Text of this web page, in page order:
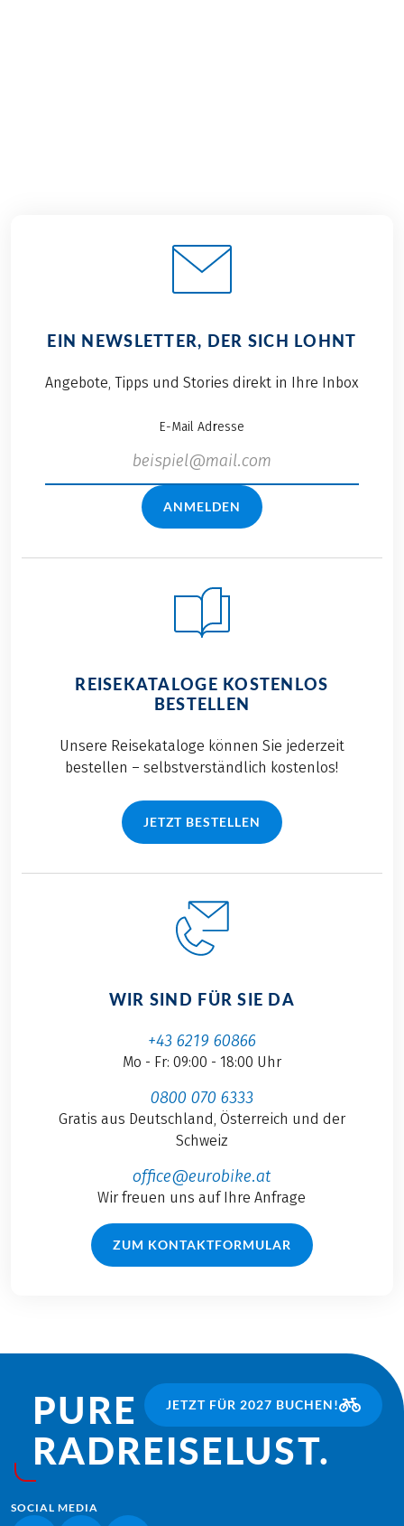
EIN NEWSLETTER, DER SICH LOHNT
Angebote, Tipps und Stories direkt in Ihre Inbox
E-Mail Adresse
ANMELDEN
REISEKATALOGE KOSTENLOS
BESTELLEN
Unsere Reisekataloge können Sie jederzeit
bestellen – selbstverständlich kostenlos!
JETZT BESTELLEN
WIR SIND FÜR SIE DA
+43 6219 60866
Mo - Fr: 09:00 - 18:00 Uhr
0800 070 6333
Gratis aus Deutschland, Österreich und der
Schweiz
office@eurobike.at
Wir freuen uns auf Ihre Anfrage
ZUM KONTAKTFORMULAR
PURE
RADREISE­LUST.
SOCIAL MEDIA
JETZT FÜR 2027 BUCHEN!